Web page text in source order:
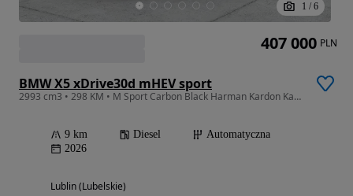
1 / 6
BMW X5 xDrive30d mHEV sport
2993 cm3 • 298 KM • M Sport Carbon Black Harman Kardon Kamery 360° Hak M Pro 21" Gotowa
9 km Diesel
Automatyczna
2026
Lublin (Lubelskie)
407 000 PLN